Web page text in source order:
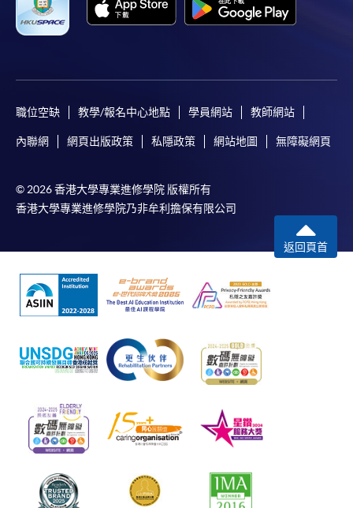
職位空缺 教學/報名中心地點 學員網站 教師網站
內聯網 網頁出版政策 私隱政策 網站地圖 無障礙網頁
© 2026 香港大學專業進修學院 版權所有
香港大學專業進修學院乃非牟利擔保有限公司
返回頁首